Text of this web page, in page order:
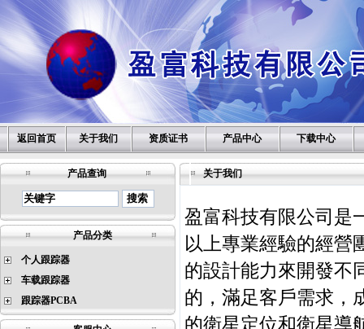
返回首页 关于我们 资质证书 产品中心 下载中心
产品查询
产品分类
个人跟踪器
车载跟踪器
跟踪器PCBA
关于我们
盈富科技有限公司是
以上專業經驗的經營
的設計能力來開發不
的，滿足客戶需求，
的衛星定位和衛星導